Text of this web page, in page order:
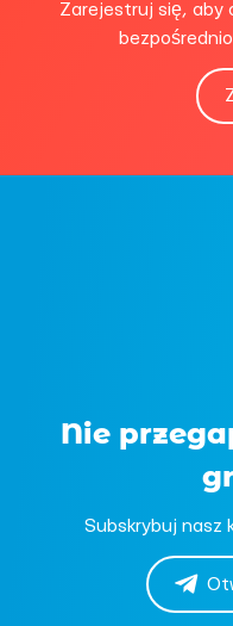
Zarejestruj się, aby
Nie
Subskrybuj nasz